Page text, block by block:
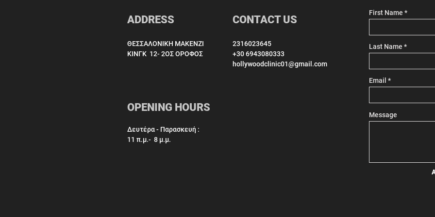
ADDRESS
ΘΕΣΣΑΛΟΝΙΚΗ ΜΑΚΕΝΖΙ
ΚΙΝΓΚ 12- 2ΟΣ ΟΡΟΦΟΣ
CONTACT US
2316023645
+30 6943080333
hollywoodclinic01@gmail.com
OPENING HOURS
Δευτέρα - Παρασκευή :
11 π.μ.- 8 μ.μ.
First Name
Last Name
Email
Message